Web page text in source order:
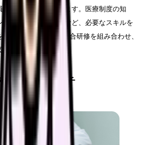
育成計画を策定します。医療制度の知
スキル、IT活用能力など、必要なスキルを
施します。OJTと集合研修を組み合わせ、
ます。
実践的アプローチ